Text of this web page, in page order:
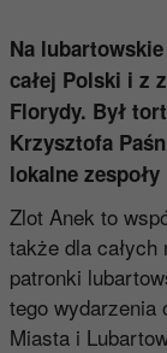
Na
całej Polski i z
Florydy. Był
Krzysztofa
lokalne
Zlot Anek to
także dla całych
patronki
tego wydarzenia
Miasta i